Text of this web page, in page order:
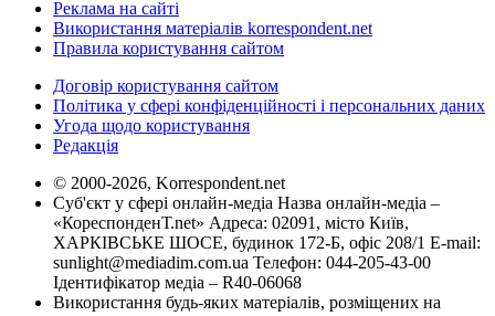
Реклама на сайті
Використання матеріалів korrespondent.net
Правила користування сайтом
Договір користування сайтом
Політика у сфері конфіденційності і персональних даних
Угода щодо користування
Редакція
© 2000-2026, Korrespondent.net
Суб'єкт у сфері онлайн-медіа Назва онлайн-медіа –
«КореспонденТ.net» Адреса: 02091, місто Київ,
ХАРКІВСЬКЕ ШОСЕ, будинок 172-Б, офіс 208/1 E-mail:
sunlight@mediadim.com.ua Телефон: 044-205-43-00
Ідентифікатор медіа – R40-06068
Використання будь-яких матеріалів, розміщених на